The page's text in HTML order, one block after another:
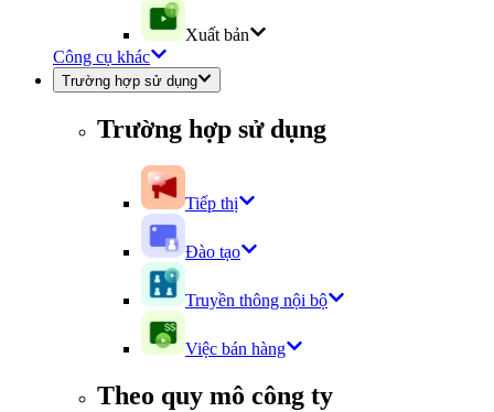
Xuất bản
Công cụ khác
Trường hợp sử dụng
Trường hợp sử dụng
Tiếp thị
Đào tạo
Truyền thông nội bộ
Việc bán hàng
Theo quy mô công ty